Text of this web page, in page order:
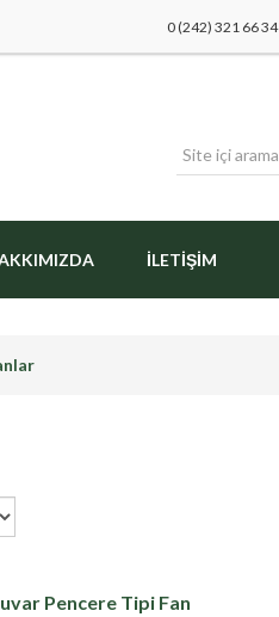
0 (242) 321 66 34
İLETIŞIM
Pencere Tipi Fan